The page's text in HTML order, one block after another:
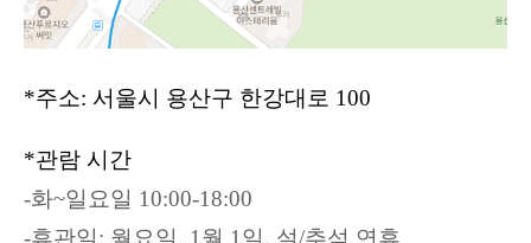
*주소: 서울시 용산구 한강대로 100
*관람 시간
-화~일요일 10:00-18:00
-휴관일: 월요일, 1월 1일, 설/추석 연휴